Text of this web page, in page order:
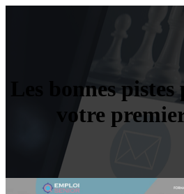
Les bonnes
votre